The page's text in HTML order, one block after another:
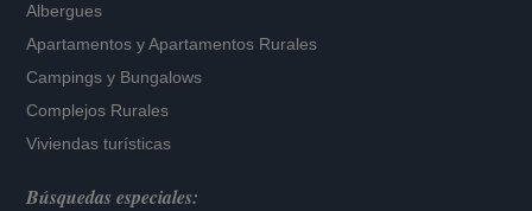
Albergues
Apartamentos yApartamentos Rurales
Campings y Bungalows
Complejos Rurales
Viviendas turísticas
Búsquedas especiales: